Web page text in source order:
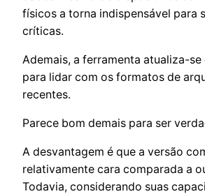
físicos a torna indispensável para
críticas.
Ademais, a ferramenta atualiza-
para lidar com os formatos de
recentes.
Parece bom demais para ser
A desvantagem é que a versão
relativamente cara comparada a
Todavia, considerando suas